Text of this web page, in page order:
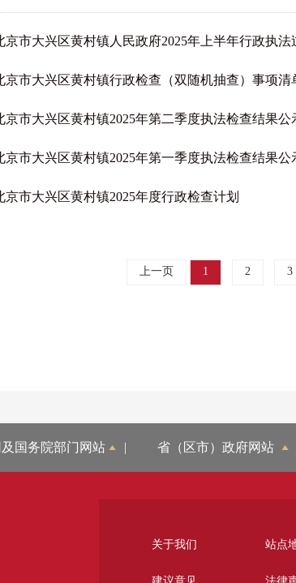
京市大兴区黄村镇人民政府2025年上半年行政执法
京市大兴区黄村镇行政检查（双随机抽查）事项清
京市大兴区黄村镇2025年第二季度执法检查结果公
京市大兴区黄村镇2025年第一季度执法检查结果公
京市大兴区黄村镇2025年度行政检查计划
上一页 1 2 3
国务院部门网站 | 省（区市）政府网站
关于我们 站点